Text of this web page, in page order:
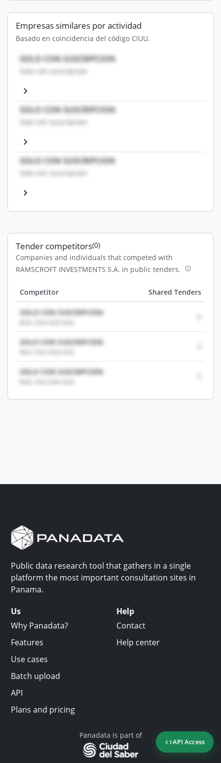
API Access
Empresas similares por actividad
Basado en coincidencia del código CIUU.
SOLO CON SUSCRIPCION
Solo con suscripcion
SOLO CON SUSCRIPCION
Solo con suscripcion
SOLO CON SUSCRIPCION
Solo con suscripcion
Tender competitors(0)
Companies and individuals that competed with
RAMSCROFT INVESTMENTS S.A. in public tenders.
Competitor Shared Tenders
SOLO CON SUSCRIPCION
SOLO CON SUSCRIPCION
SOLO CON SUSCRIPCION
Public data research tool that gathers in a single
platform the most important consultation sites in
Panama.
Us
Why Panadata?
Features
Use cases
Batch upload
API
Plans and pricing
Help
Contact
Help center
Panadata is part of